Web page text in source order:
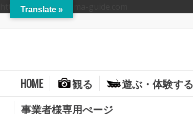
https://hitoyoshikuma-guide.com
HOME 観る 遊ぶ・体験する
事業者様専用ぺージ
Translate »